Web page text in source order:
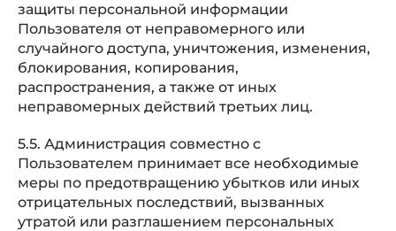
защиты персональной информации
Пользователя от неправомерного или
случайного доступа, уничтожения, изменения,
блокирования, копирования,
распространения, а также от иных
неправомерных действий третьих лиц.
5.5. Администрация совместно с
Пользователем принимает все необходимые
меры по предотвращению убытков или иных
отрицательных последствий, вызванных
утратой или разглашением персональных